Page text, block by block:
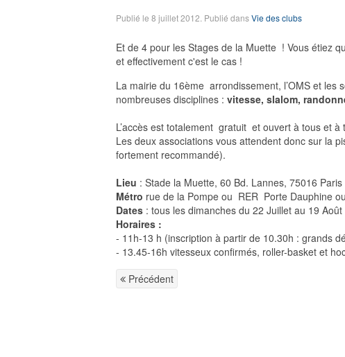
Publié le 8 juillet 2012 . Publié dansVie des clubs
Et de 4 pour les Stages de la Muette ! Vous étiez
et effectivement c'est le cas !
La mairie du 16ème arrondissement, l’OMS et les
nombreuses disciplines : vitesse, slalom,
L’accès est totalement gratuit et ouvert à tous et
Les deux associations vous attendent donc sur la
fortement recommandé).
Lieu : Stade la Muette, 60 Bd. Lannes, 75016 Paris
Métro rue de la Pompe ou RER Porte Dauphine
Dates : tous les dimanches du 22 Juillet au 19
Horaires :
- 11h-13 h (inscription à partir de 10.30h : grands
- 13.45-16h vitesseux confirmés, roller-basket et
Précédent